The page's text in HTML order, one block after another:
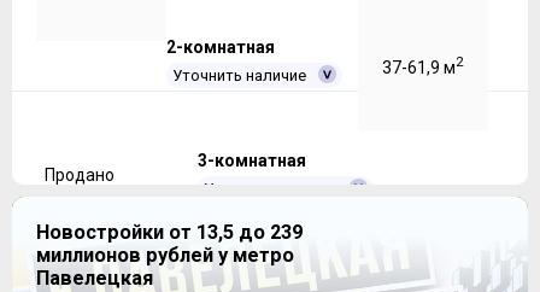
2-комнатная
Уточнить наличие 37-61,9 м2
Продано
3-комнатная
Уточнить наличие
61,6-77,1 м 2 Продано
Новостройки от 13,5 до 239
миллионов рублей у метро
Павелецкая